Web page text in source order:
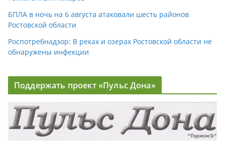
БПЛА в ночь на 6 августа атаковали шесть районов
Ростовской области
Роспотребнадзор: В реках и озерах Ростовской области не
обнаружены инфекции
Поддержать проект «Пульс Дона»